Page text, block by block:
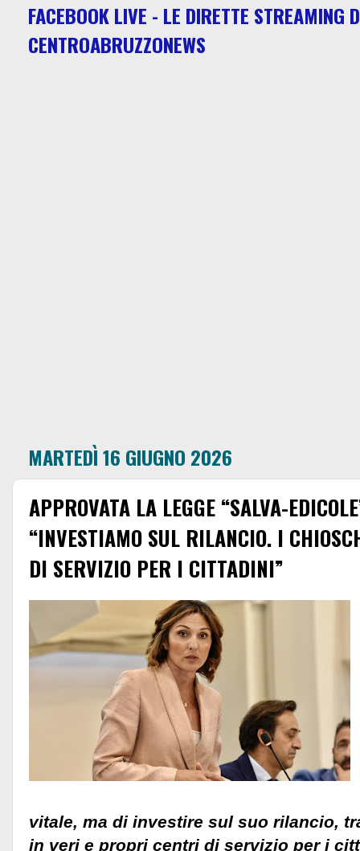
FACEBOOK LIVE - LE DIRETTE STREAMING
CENTROABRUZZONEWS
MARTEDÌ 16 GIUGNO 2026
APPROVATA LA LEGGE “SALVA-
“INVESTIAMO SUL RILANCIO. I
DI SERVIZIO PER I CITTADINI”
vitale, ma di investire sul suo rilancio,
in veri e propri centri di servizio per i